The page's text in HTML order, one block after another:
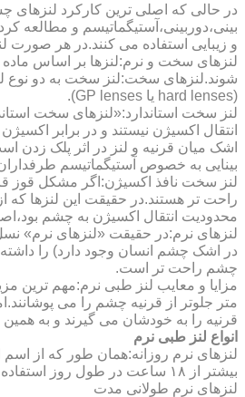
در حالی که اصلی ترین کارکرد لنزهای
بینی،دوربینی،آستیگماتیسم و مطالعه
و زیبایی استفاده می کنند.در هر صورت
لنزهای سخت و نرم:لنزها بر اساس
شوند.لنزهای سخت:لنز سخت به دو نوع
(hard lenses یا GP lenses).
لنز سخت استاندارد:«لنزهای سخت
انتقال اکسیژن نیستند و در برابر
اشک میان قرنیه و لنز در اثر پلک زدن
بینایی به خصوص آستیگماتیسم
لنز سخت نافذ اکسیژن:اگر مشکل قوز
محدودیت انتقال اکسیژن به چشم
لنزهای نرم:در حقیقت «لنزهای نرم»
در اشک چشم انسان وجود دارد) را
چشم راحت تر است.
مزایا و معایب لنز طبی نرم:مهم ترین
متر جلوتر از قرنیه چشم را می
قرنیه را به خودشان می گیرند و به
انواع لنز طبی نرم
لنزهای نرم روزانه:همان طور که از
بیشتر از ۱۸ ساعت در طول روز استفاده کنید.
لنزهای نرم طولانی مدت